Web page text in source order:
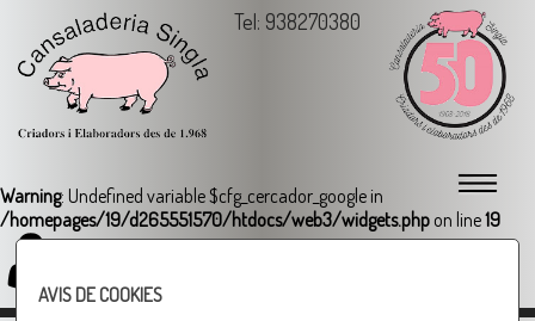
AVIS DE COOKIES
Tel: 938270380
Warning: Undefined variable $cfg_cercador_google in
/homepages/19/d265551570/htdocs/web3/widgets.php on line19
Login